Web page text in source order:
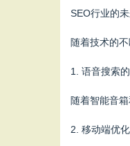
SEO行业的
随着技术的
1. 语音搜索
随着智能音
2. 移动端优化